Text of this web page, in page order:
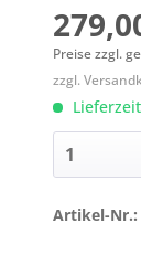
Preise zzgl.
zzgl.
Lieferzeit
Artikel-Nr.: